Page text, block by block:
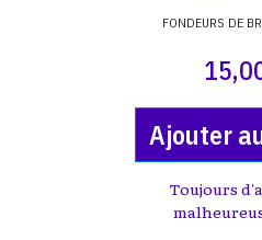
FONDEURS DE
Ajouter
Toujours